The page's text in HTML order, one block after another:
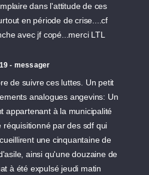
dans l'attitude de ces
en période de crise....cf
avec jf copé...merci LTL
- messager
de suivre ces luttes. Un petit
analogues angevins: Un
appartenant à la municipalité
réquisitionné par des sdf qui
une cinquantaine de
ainsi qu'une douzaine de
à été expulsé jeudi matin